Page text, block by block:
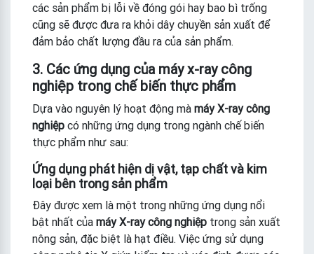
các sản phẩm bị lỗi về đóng gói hay bao bì trống
cũng sẽ được đưa ra khỏi dây chuyền sản xuất để
đảm bảo chất lượng đầu ra của sản phẩm.
3. Các ứng dụng của máy x-ray công
nghiệp trong chế biến thực phẩm
Dựa vào nguyên lý hoạt động mà máy X-ray công
nghiệp có những ứng dụng trong ngành chế biến
thực phẩm như sau:
Ứng dụng phát hiện dị vật, tạp chất và kim
loại bên trong sản phẩm
Đây được xem là một trong những ứng dụng nổi
bật nhất của máy X-ray công nghiệp trong sản xuất
nông sản, đặc biệt là hạt điều. Việc ứng sử dụng